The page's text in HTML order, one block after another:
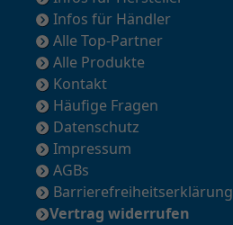
Infos für Händler
Alle Top-Partner
Alle Produkte
Kontakt
Häufige Fragen
Datenschutz
Impressum
AGBs
Barrierefreiheitserklärung
Vertrag widerrufen